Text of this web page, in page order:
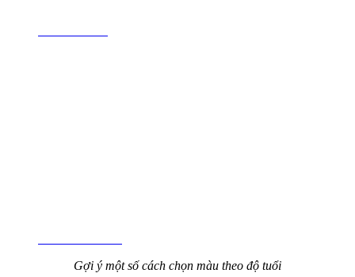
Gợi ý một số cách chọn màu theo độ tuổi